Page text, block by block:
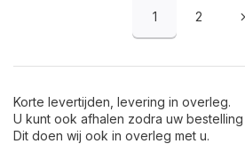
1 2
Korte levertijden, levering in overleg.
U kunt ook afhalen zodra uw
Dit doen wij ook in overleg met u.